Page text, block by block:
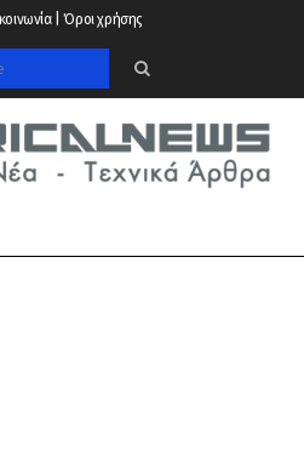
| Όροι χρήσης